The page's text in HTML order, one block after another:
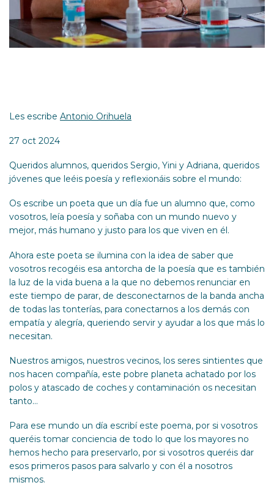
Les escribe Antonio Orihuela
27 oct 2024
Queridos alumnos, queridos Sergio, Yini y Adriana, queridos
jóvenes que leéis poesía y reflexionáis sobre el mundo:
Os escribe un poeta que un día fue un alumno que, como
vosotros, leía poesía y soñaba con un mundo nuevo y
mejor, más humano y justo para los que viven en él.
Ahora este poeta se ilumina con la idea de saber que
vosotros recogéis esa antorcha de la poesía que es también
la luz de la vida buena a la que no debemos renunciar en
este tiempo de parar, de desconectarnos de la banda ancha
de todas las tonterías, para conectarnos a los demás con
empatía y alegría, queriendo servir y ayudar a los que más lo
necesitan.
Nuestros amigos, nuestros vecinos, los seres sintientes que
nos hacen compañía, este pobre planeta achatado por los
polos y atascado de coches y contaminación os necesitan
tanto…
Para ese mundo un día escribí este poema, por si vosotros
queréis tomar conciencia de todo lo que los mayores no
hemos hecho para preservarlo, por si vosotros queréis dar
esos primeros pasos para salvarlo y con él a nosotros
mismos.